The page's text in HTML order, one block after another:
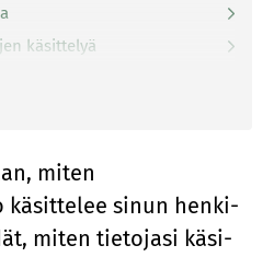
käsittelyä
koskevan pyynnön
miten
käsittelee sinun hen­ki­
mi­ten tie­to­ja­si kä­si­